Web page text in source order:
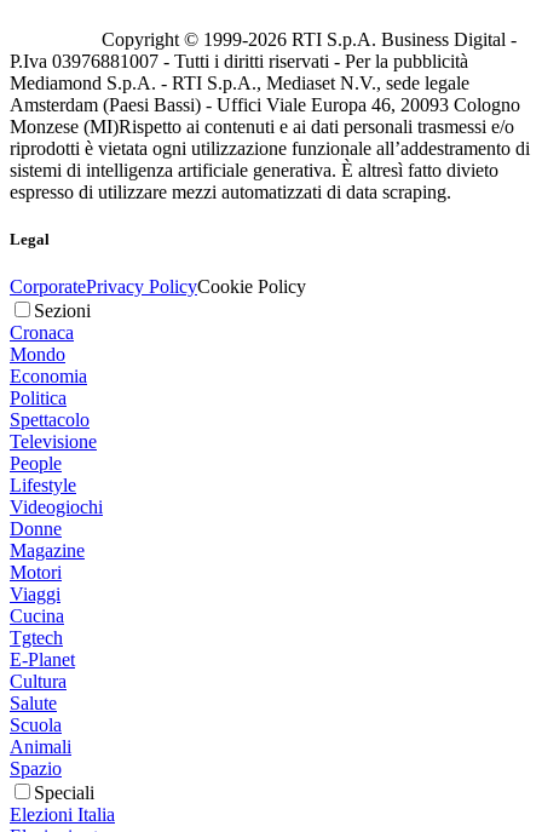
Copyright © 1999-2026 RTI S.p.A. Business Digital -
P.Iva 03976881007 - Tutti i diritti riservati - Per la pubblicità
Mediamond S.p.A. - RTI S.p.A., Mediaset N.V., sede legale
Amsterdam (Paesi Bassi) - Uffici Viale Europa 46, 20093 Cologno
Monzese (MI)Rispetto ai contenuti e ai dati personali trasmessi e/o
riprodotti è vietata ogni utilizzazione funzionale all’addestramento di
sistemi di intelligenza artificiale generativa. È altresì fatto divieto
espresso di utilizzare mezzi automatizzati di data scraping.
Legal
CorporatePrivacy PolicyCookie Policy
Sezioni
Cronaca
Mondo
Economia
Politica
Spettacolo
Televisione
People
Lifestyle
Videogiochi
Donne
Magazine
Motori
Viaggi
Cucina
Tgtech
E-Planet
Cultura
Salute
Scuola
Animali
Spazio
Speciali
Elezioni Italia